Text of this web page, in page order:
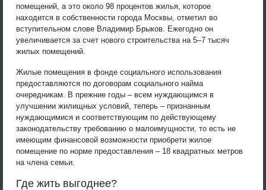
помещений, а это около 98 процентов жилья, которое
находится в собственности города Москвы, отметил во
вступительном слове Владимир Брыков. Ежегодно он
увеличивается за счет нового строительства на 5–7 тысяч
жилых помещений.
Жилые помещения в фонде социального использования
предоставляются по договорам социального найма
очередникам. В прежние годы – всем нуждающимся в
улучшении жилищных условий, теперь – признанным
нуждающимися и соответствующим по действующему
законодательству требованию о малоимущности, то есть не
имеющим финансовой возможности приобрети жилое
помещение по норме предоставления – 18 квадратных метров
на члена семьи.
Где жить выгоднее?